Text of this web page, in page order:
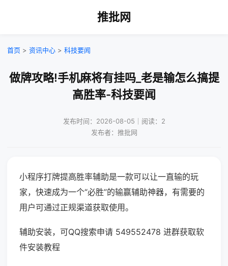
推批网
首页 > 资讯中心 > 科技要闻
做牌攻略!手机麻将有挂吗_老是输怎么搞提
高胜率-科技要闻
发布时间：2026-08-05｜阅读：2
发布者：推批网
小程序打牌提高胜率辅助是一款可以让一直输的玩
家，快速成为一个“必胜”的输赢辅助神器，有需要的
用户可通过正规渠道获取使用。
辅助安装，可QQ搜索申请 549552478 进群获取软
件安装教程